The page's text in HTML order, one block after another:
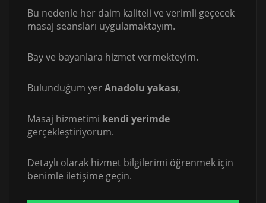
Bu nedenle her daim kaliteli ve verimli geçecek
masaj seansları uygulamaktayım.
Bay ve bayanlara hizmet vermekteyim.
Bulunduğum yerAnadolu yakası,
Masaj hizmetimi kendi yerimde
gerçekleştiriyorum.
Detaylı olarak hizmet bilgilerimi öğrenmek için
benimle iletişime geçin.